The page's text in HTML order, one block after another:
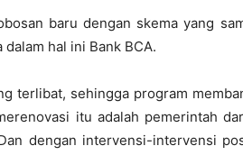
baru dengan skema yang
hal ini Bank BCA.
terlibat, sehingga program
itu adalah pemerintah
dengan intervensi-intervensi